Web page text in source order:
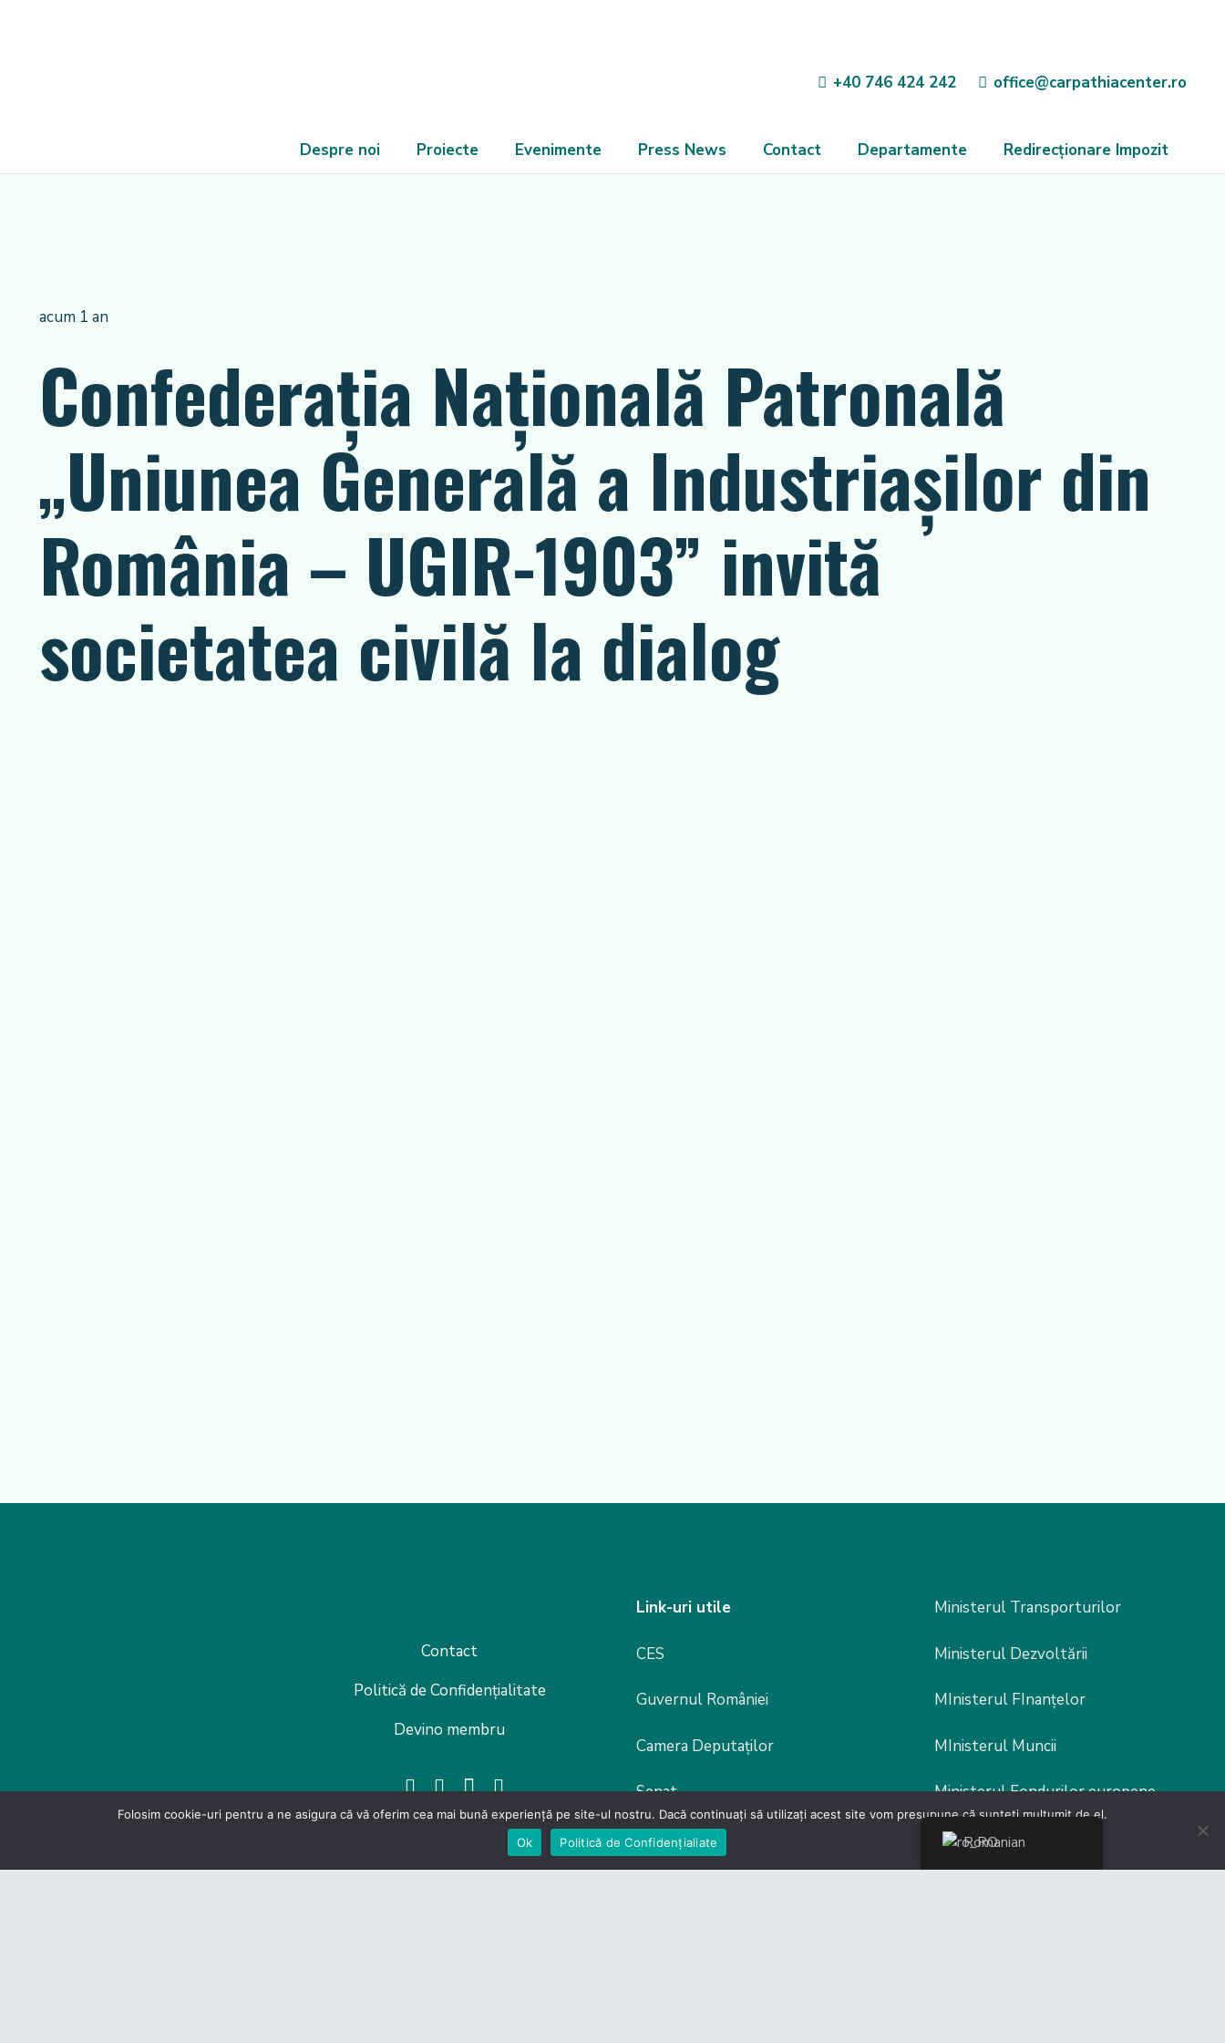
+40 746 424 242 office@carpathiacenter.ro
Despre noi Proiecte Evenimente Press News Contact Departamente Redirecționare Impozit
acum 1 an
Confederaţia Naţională Patronală
„Uniunea Generală a Industriașilor din
România – UGIR-1903” invită
societatea civilă la dialog
Contact
Politică de Confidențialitate
Devino membru
Link-uri utile
CES
Guvernul României
Camera Deputaților
Senat
Legislație
Ministerul Transporturilor
Ministerul Dezvoltării
MInisterul FInanțelor
MInisterul Muncii
Ministerul Fondurilor europene
Poliția Rutieră
Romanian
Folosim cookie-uri pentru a ne asigura că vă oferim cea mai bună experiență pe site-ul nostru. Dacă continuați să utilizați acest site vom presupune că sunteți mulțumit de el.
Ok
Politică de Confidențialiate